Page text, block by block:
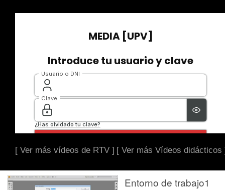
[ Ver más vídeos de RTV ] [ Ver más Vídeos didácticos
Entorno de trabajo1